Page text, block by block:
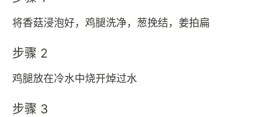
将香菇浸泡好，鸡腿洗净，葱挽结，姜拍扁
步骤 2
鸡腿放在冷水中烧开焯过水
步骤 3